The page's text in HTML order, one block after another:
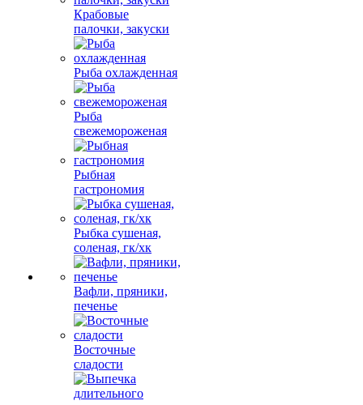
Крабовые
палочки, закуски
Рыба охлажденная
Рыба
свежемороженая
Рыбная
гастрономия
Рыбка сушеная,
соленая, гк/хк
Вафли, пряники,
печенье
Восточные
сладости